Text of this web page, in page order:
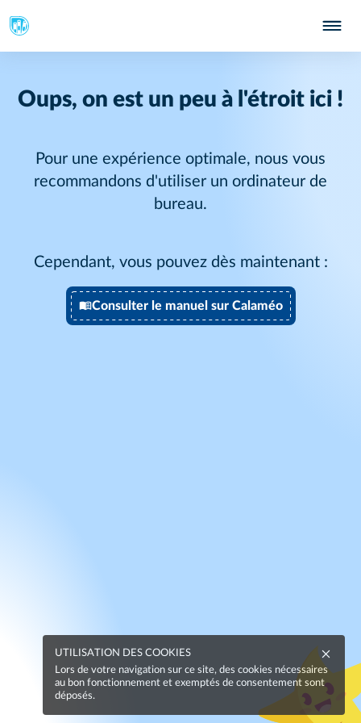
Oups, on est un peu à l'étroit ici !
Pour une expérience optimale, nous vous
recommandons d'utiliser un ordinateur de
bureau.
Cependant, vous pouvez dès maintenant :
Consulter le manuel sur Calaméo
UTILISATION DES COOKIES
Lors de votre navigation sur ce site, des cookies nécessaires
au bon fonctionnement et exemptés de consentement sont
déposés.